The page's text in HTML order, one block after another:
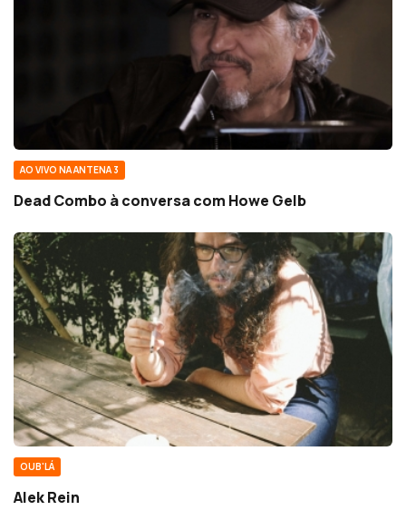
AO VIVO NA ANTENA 3
Dead Combo à conversa com Howe Gelb
OUB'LÁ
Alek Rein